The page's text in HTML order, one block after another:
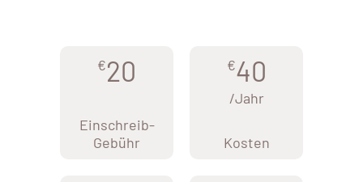
€20
Einschreib-
Gebühr
€40
/Jahr
Kosten